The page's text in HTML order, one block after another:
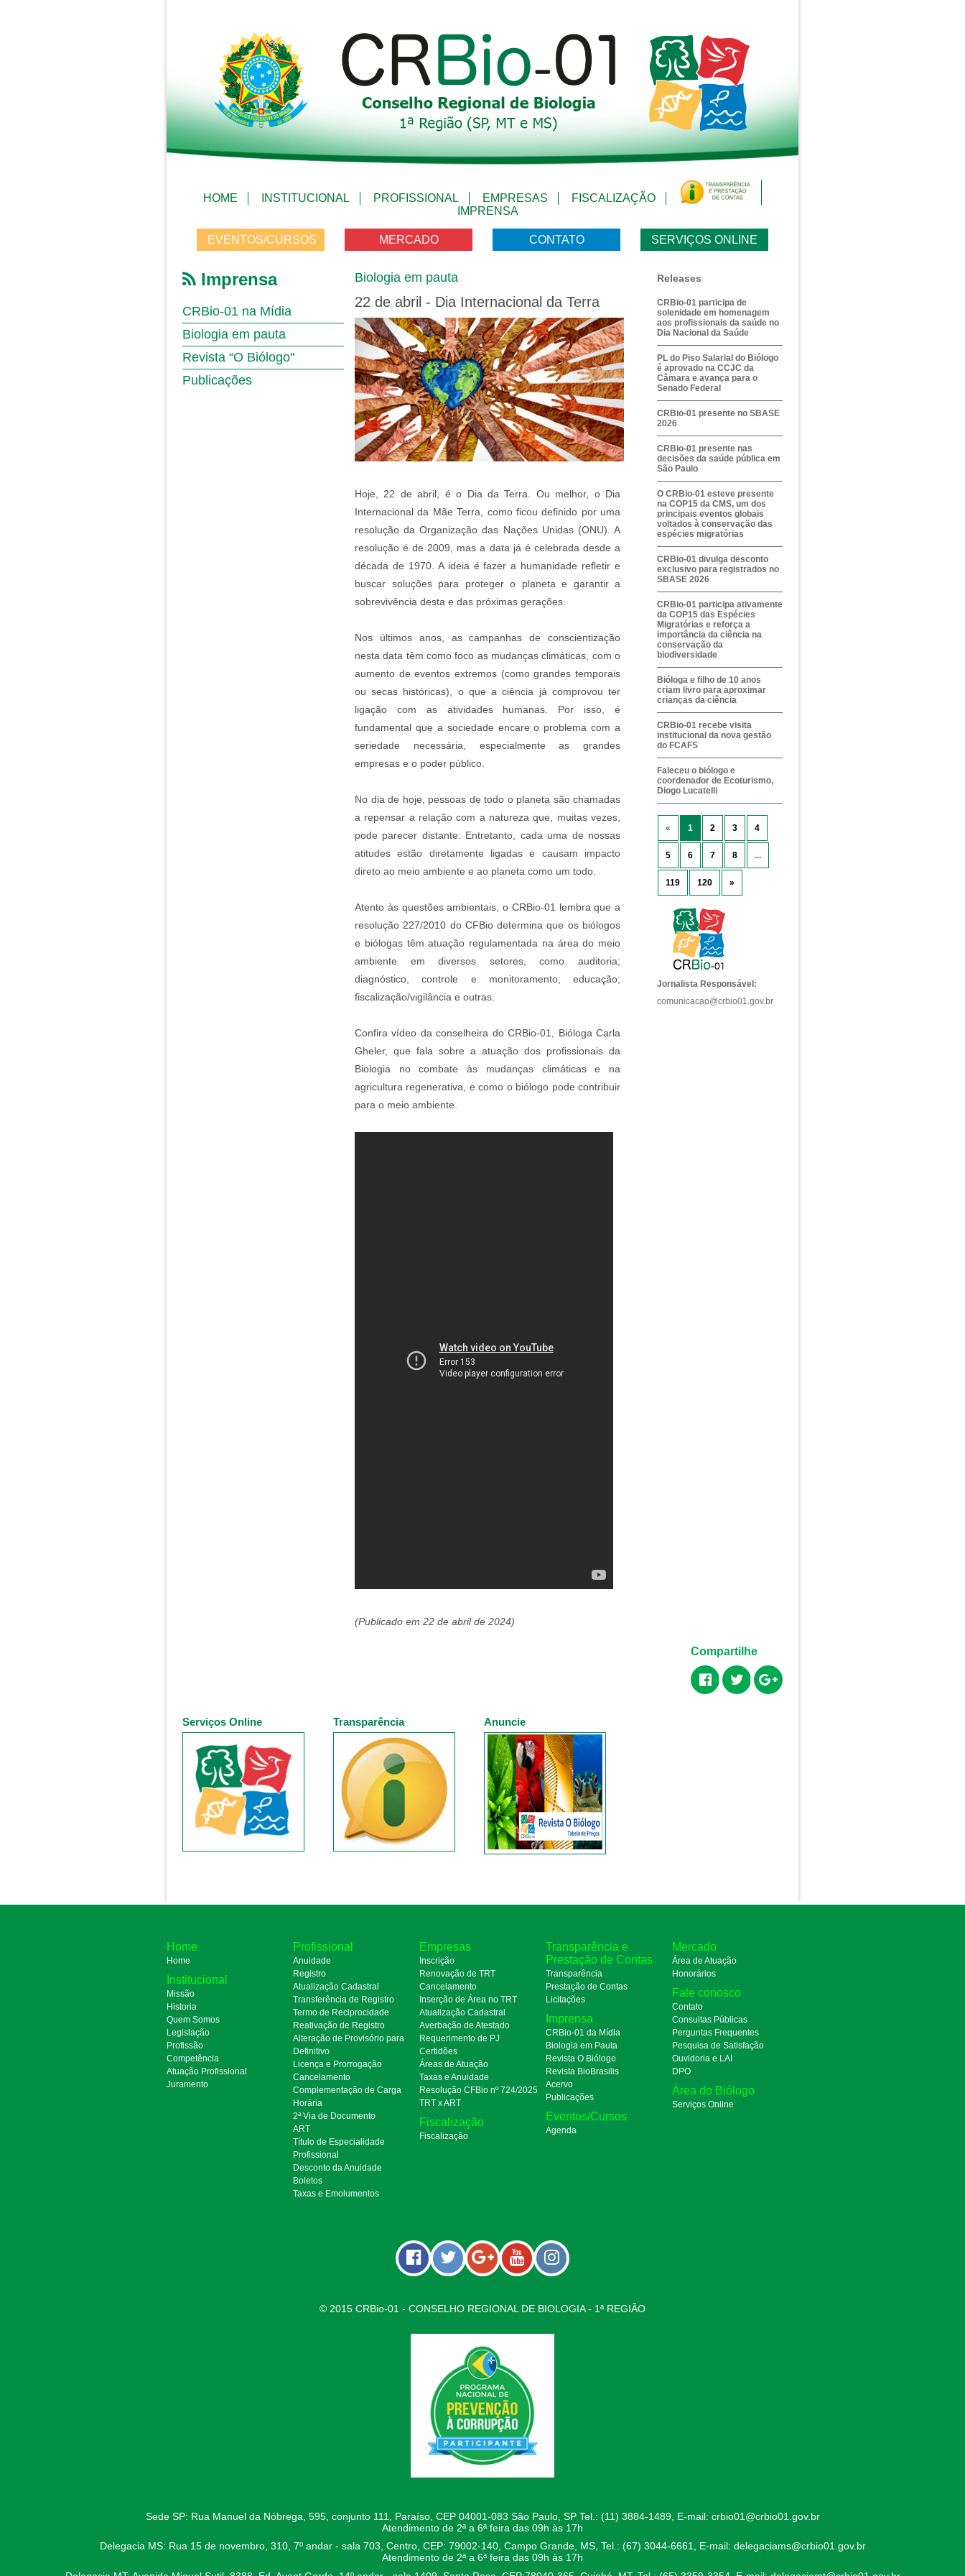
HOME INSTITUCIONAL PROFISSIONAL EMPRESAS
FISCALIZAÇÃO
IMPRENSA
EVENTOS/CURSOS MERCADO CONTATO SERVIÇOS ONLINE
Imprensa
CRBio-01 na Mídia
Biologia em pauta
Revista “O Biólogo"
Publicações
Biologia em pauta
22 de abril - Dia Internacional da Terra
Hoje, 22 de abril, é o Dia da Terra. Ou melhor, o Dia
Internacional da Mãe Terra, como ficou definido por uma
resolução da Organização das Nações Unidas (ONU). A
resolução é de 2009, mas a data já é celebrada desde a
década de 1970. A ideia é fazer a humanidade refletir e
buscar soluções para proteger o planeta e garantir a
sobrevivência desta e das próximas gerações.
Nos últimos anos, as campanhas de conscientização
nesta data têm como foco as mudanças climáticas, com o
aumento de eventos extremos (como grandes temporais
ou secas históricas), o que a ciência já comprovou ter
ligação com as atividades humanas. Por isso, é
fundamental que a sociedade encare o problema com a
seriedade necessária, especialmente as grandes
empresas e o poder público.
No dia de hoje, pessoas de todo o planeta são chamadas
a repensar a relação com a natureza que, muitas vezes,
pode parecer distante. Entretanto, cada uma de nossas
atitudes estão diretamente ligadas e causam impacto
direto ao meio ambiente e ao planeta como um todo.
Atento às questões ambientais, o CRBio-01 lembra que a
resolução 227/2010 do CFBio determina que os biólogos
e biólogas têm atuação regulamentada na área do meio
ambiente em diversos setores, como auditoria;
diagnóstico, controle e monitoramento; educação;
fiscalização/vigilância e outras.
Confira vídeo da conselheira do CRBio-01, Bióloga Carla
Gheler, que fala sobre a atuação dos profissionais da
Biologia no combate às mudanças climáticas e na
agricultura regenerativa, e como o biólogo pode contribuir
para o meio ambiente.
(Publicado em 22 de abril de 2024)
Releases
CRBio-01 participa de
solenidade em homenagem
aos profissionais da saúde no
Dia Nacional da Saúde
PL do Piso Salarial do Biólogo
é aprovado na CCJC da
Câmara e avança para o
Senado Federal
CRBio-01 presente no SBASE
2026
CRBio-01 presente nas
decisões da saúde pública em
São Paulo
O CRBio-01 esteve presente
na COP15 da CMS, um dos
principais eventos globais
voltados à conservação das
espécies migratórias
CRBio-01 divulga desconto
exclusivo para registrados no
SBASE 2026
CRBio-01 participa ativamente
da COP15 das Espécies
Migratórias e reforça a
importância da ciência na
conservação da
biodiversidade
Bióloga e filho de 10 anos
criam livro para aproximar
crianças da ciência
CRBio-01 recebe visita
institucional da nova gestão
do FCAFS
Faleceu o biólogo e
coordenador de Ecoturismo,
Diogo Lucatelli
« 1 2 3 4
5 6 7 8 ...
119 120 »
Jornalista Responsável:
comunicacao@crbio01.gov.br
Compartilhe
Serviços Online Transparência Anuncie
Home
Home
Institucional
Missão
Historia
Quem Somos
Legislação
Profissão
Competência
Atuação Profissional
Juramento
Profissional
Anuidade
Registro
Atualização Cadastral
Transferência de Registro
Termo de Reciprocidade
Reativação de Registro
Alteração de Provisório para
Definitivo
Licença e Prorrogação
Cancelamento
Complementação de Carga
Horária
2ª Via de Documento
ART
Título de Especialidade
Profissional
Desconto da Anuidade
Boletos
Taxas e Emolumentos
Empresas
Inscrição
Renovação de TRT
Cancelamento
Inserção de Área no TRT
Atualização Cadastral
Averbação de Atestado
Requerimento de PJ
Certidões
Áreas de Atuação
Taxas e Anuidade
Resolução CFBio nº 724/2025
TRT x ART
Fiscalização
Fiscalização
Transparência e
Prestação de Contas
Transparência
Prestação de Contas
Licitações
Imprensa
CRBio-01 da Mídia
Biologia em Pauta
Revista O Biólogo
Revista BioBrasilis
Acervo
Publicações
Eventos/Cursos
Agenda
Mercado
Área de Atuação
Honorários
Fale conosco
Contato
Consultas Públicas
Perguntas Frequentes
Pesquisa de Satisfação
Ouvidoria e LAI
DPO
Área do Biólogo
Serviços Online
© 2015 CRBio-01 - CONSELHO REGIONAL DE BIOLOGIA - 1ª REGIÃO
Sede SP: Rua Manuel da Nóbrega, 595, conjunto 111, Paraíso, CEP 04001-083 São Paulo, SP Tel.: (11) 3884-1489, E-mail: crbio01@crbio01.gov.br
Atendimento de 2ª a 6ª feira das 09h às 17h
Delegacia MS: Rua 15 de novembro, 310, 7º andar - sala 703, Centro, CEP: 79002-140, Campo Grande, MS, Tel.: (67) 3044-6661, E-mail: delegaciams@crbio01.gov.br
Atendimento de 2ª a 6ª feira das 09h às 17h